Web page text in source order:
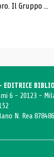
Il Gruppo ...
6 - 20123 -
N. Rea 878486